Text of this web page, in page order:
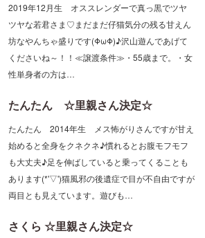
2019年12月生 オススレンダーで真っ黒でツヤ
ツヤな若君さま♡まだまだ仔猫気分の残る甘えん
坊なやんちゃ盛りです(ΦωΦ)♪沢山遊んであげて
くださいね～！！≪譲渡条件≫・55歳まで。・女
性単身者の方は…
たんたん ☆里親さん決定☆
たんたん 2014年生 メス怖がりさんですが甘え
始めると全身をクネクネ♪慣れるとお腹モフモフ
も大丈夫♪足を伸ばしていると乗ってくることも
あります(*'▽')猫風邪の後遺症で目が不自由ですが
両目とも見えています。遊びも…
さくら ☆里親さん決定☆